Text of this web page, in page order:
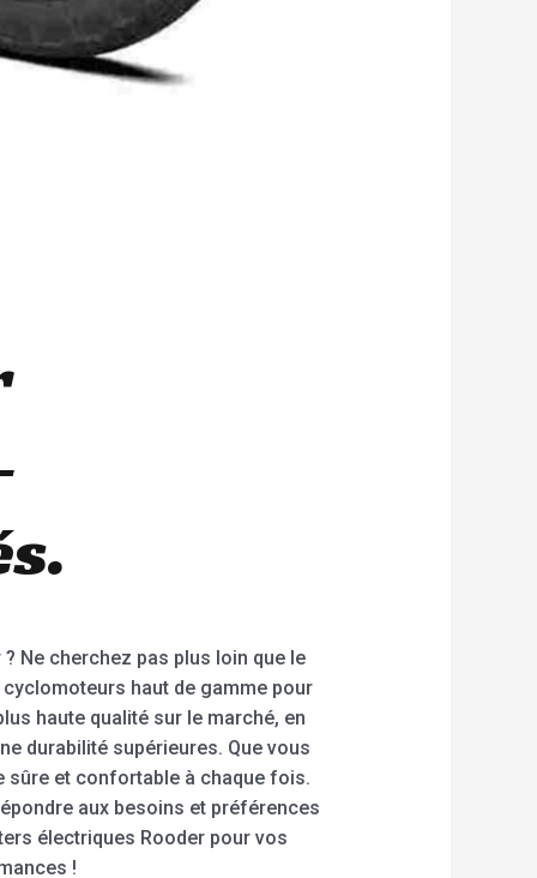
Ne cherchez pas plus loin que le
haut de gamme pour
haute qualité sur le marché, en
durabilité supérieures. Que vous
sûre et confortable à chaque fois.
aux besoins et préférences
électriques Rooder pour vos
!